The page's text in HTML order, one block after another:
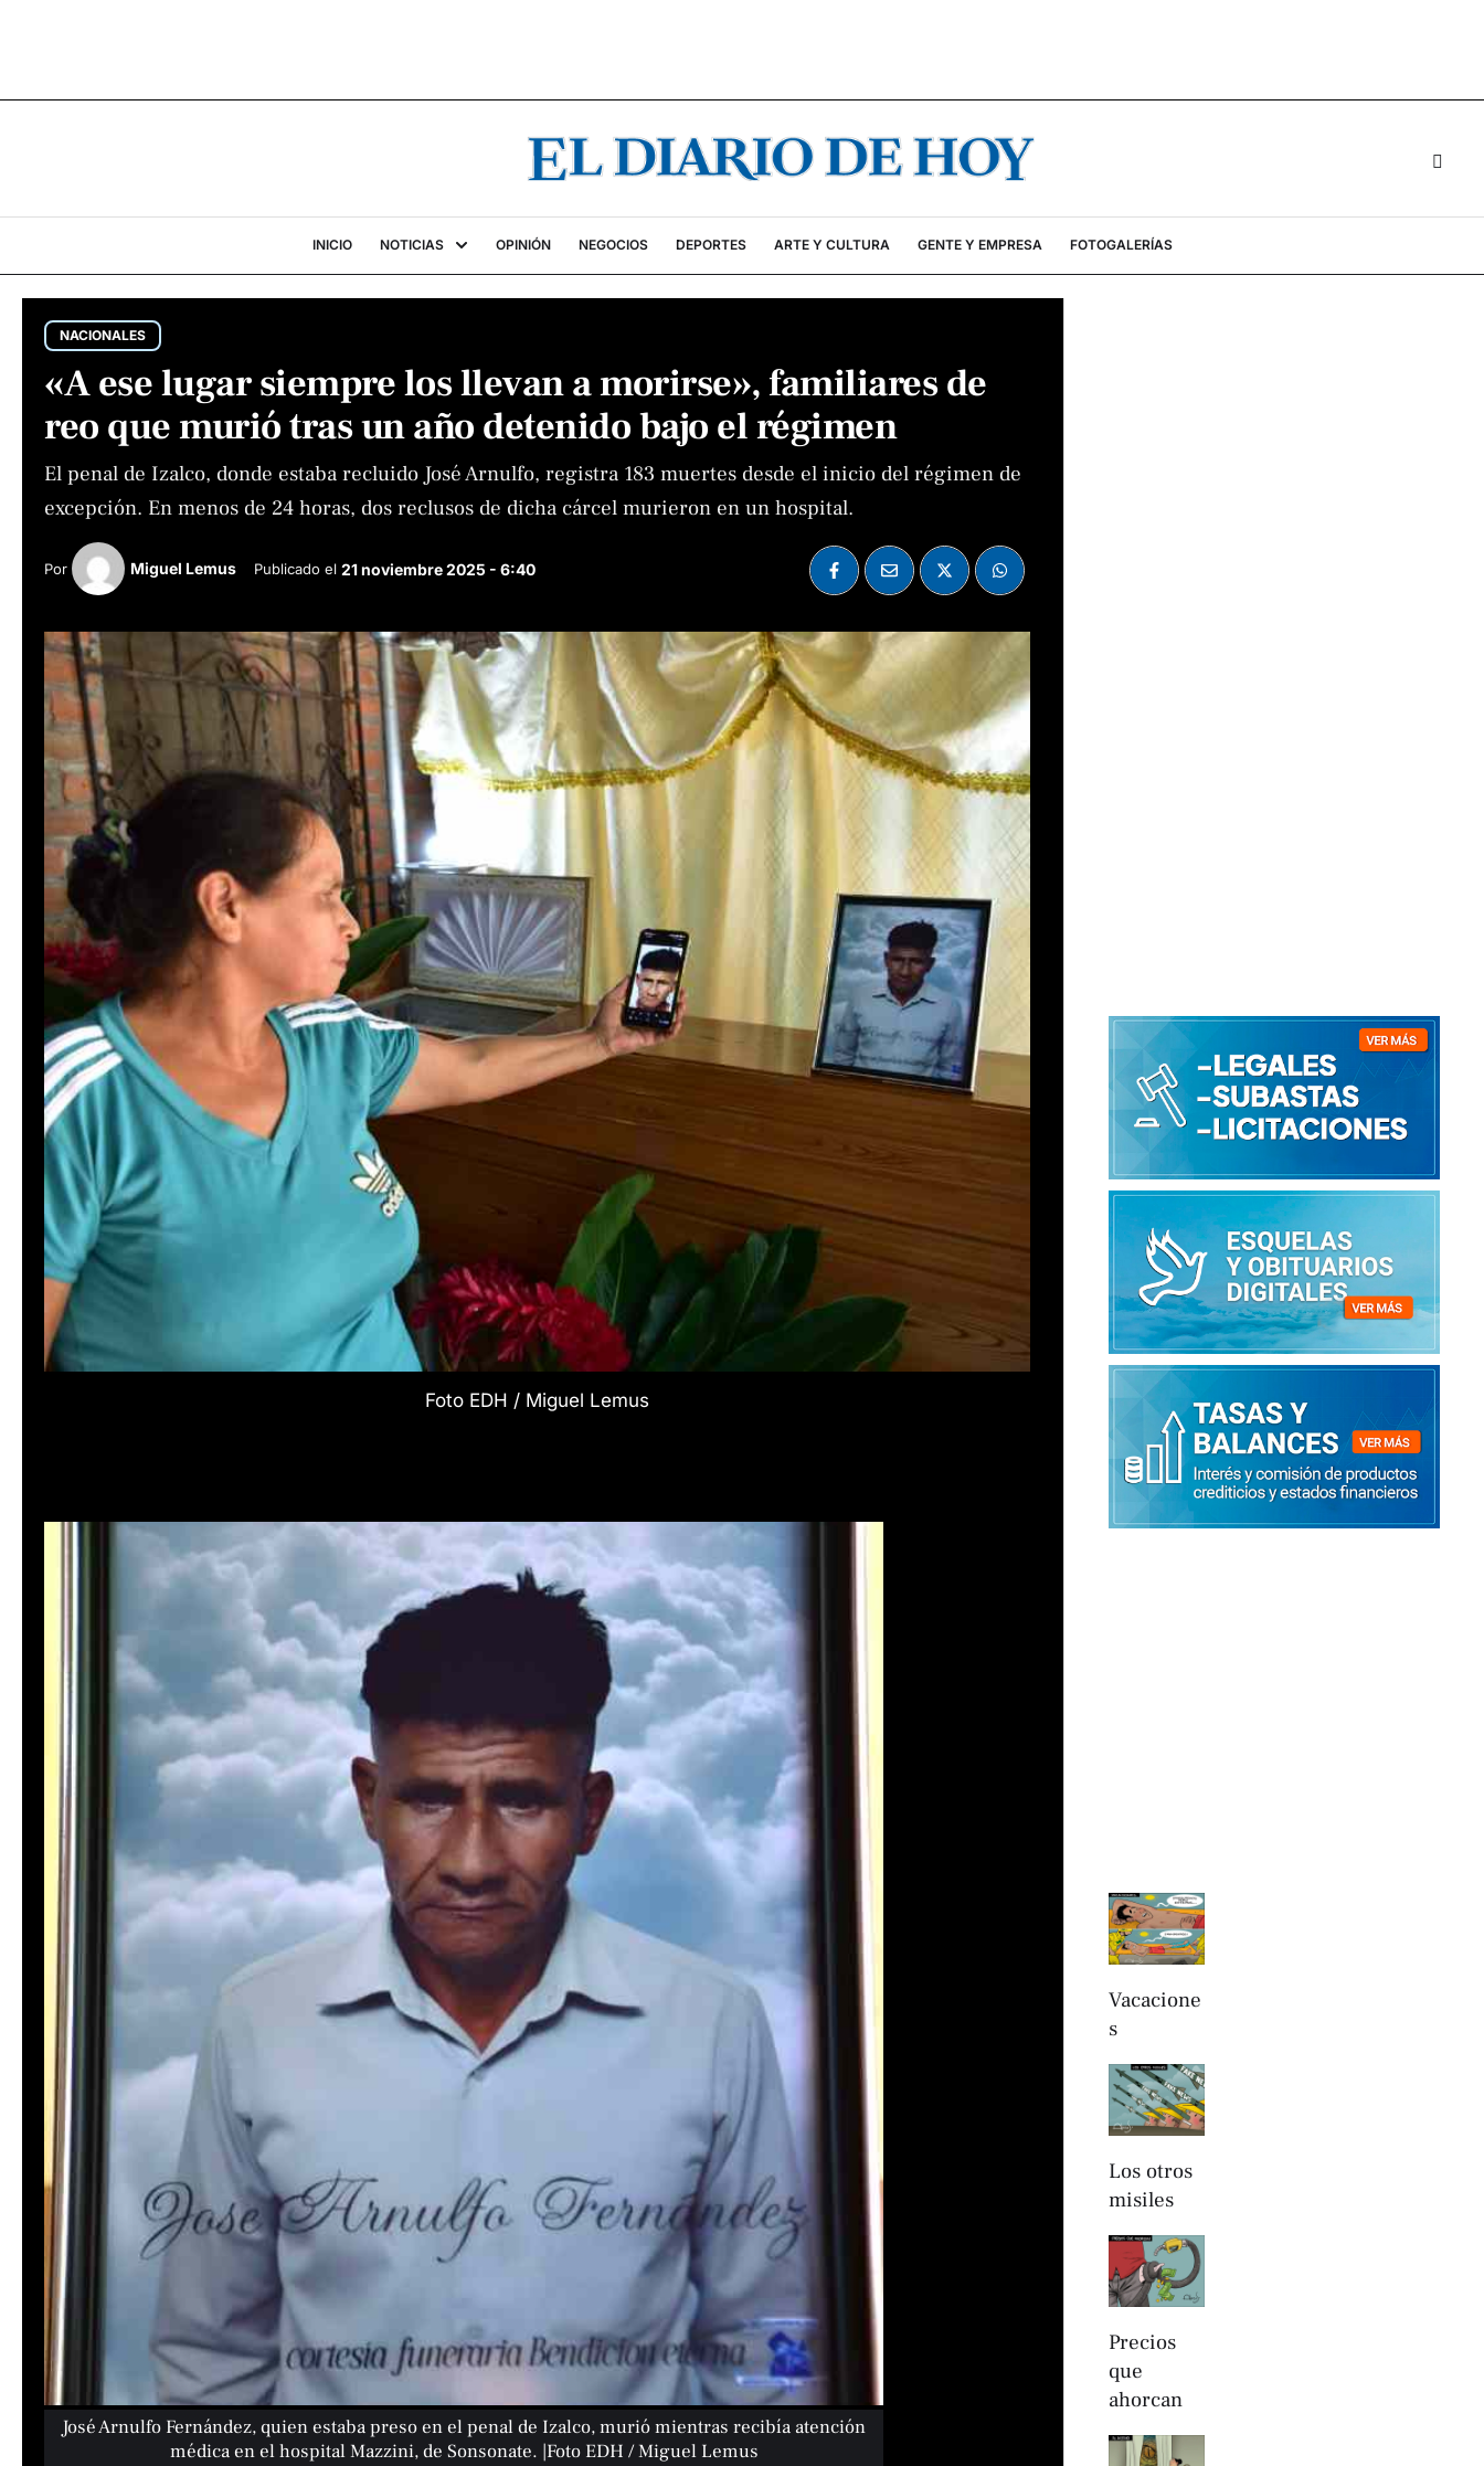
INICIO NOTICIAS OPINIÓN NEGOCIOS DEPORTES ARTE Y CULTURA GENTE Y EMPRESA FOTOGALERÍAS
NACIONALES
«A ese lugar siempre los llevan a morirse», familiares de
reo que murió tras un año detenido bajo el régimen
El penal de Izalco, donde estaba recluido José Arnulfo, registra 183 muertes desde el inicio del régimen de
excepción. En menos de 24 horas, dos reclusos de dicha cárcel murieron en un hospital.
Por Miguel Lemus Publicado el 21 noviembre 2025 - 6:40
Foto EDH / Miguel Lemus
José Arnulfo Fernández, quien estaba preso en el penal de Izalco, murió mientras recibía atención
médica en el hospital Mazzini, de Sonsonate. |Foto EDH / Miguel Lemus
Vacacione
s
Los otros
misiles
Precios
que
ahorcan